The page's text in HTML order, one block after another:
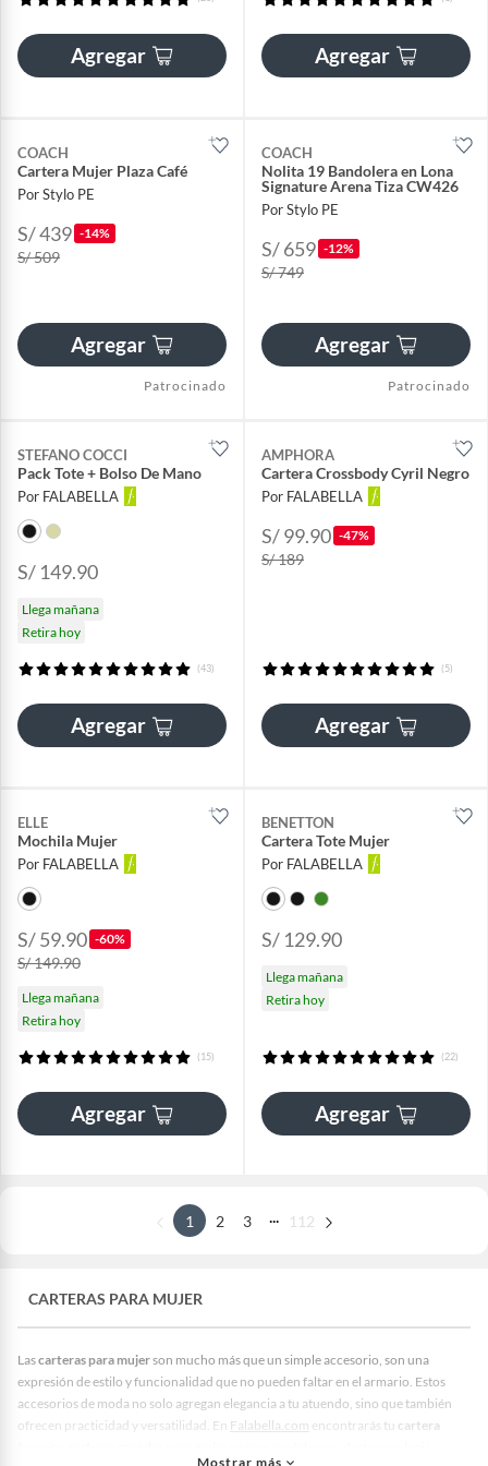
Agregar Agregar
COACH
Cartera Mujer Plaza Café
Por Stylo PE
S/ 439 -14%
S/ 509
Agregar
Patrocinado
COACH
Nolita 19 Bandolera en Lona
Signature Arena Tiza CW426
Por Stylo PE
S/ 659 -12%
S/ 749
Agregar
Patrocinado
STEFANO COCCI
Pack Tote + Bolso De Mano
Por FALABELLA
S/ 149.90
Llega mañana
Retira hoy
(43)
Agregar
AMPHORA
Cartera Crossbody Cyril Negro
Por FALABELLA
S/ 99.90 -47%
S/ 189
(5)
Agregar
ELLE
Mochila Mujer
Por FALABELLA
S/ 59.90 -60%
S/ 149.90
Llega mañana
Retira hoy
(15)
Agregar
BENETTON
Cartera Tote Mujer
Por FALABELLA
S/ 129.90
Llega mañana
Retira hoy
(22)
Agregar
1 2 3 112
CARTERAS PARA MUJER
Lascarteras para mujerson mucho más que un simple accesorio, son una
expresión de estilo y funcionalidad que no pueden faltar en el armario. Estos
accesorios de moda no solo agregan elegancia a tu atuendo, sino que también
ofrecen practicidad y versatilidad. En Falabella.com encontrarás tu cartera
Mostrar más